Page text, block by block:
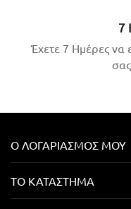
7
Έχετε 7 Ημέρες να
Ο ΛΟΓΑΡΙΑΣΜΌΣ ΜΟΥ
ΤΟ ΚΑΤΆΣΤΗΜΑ